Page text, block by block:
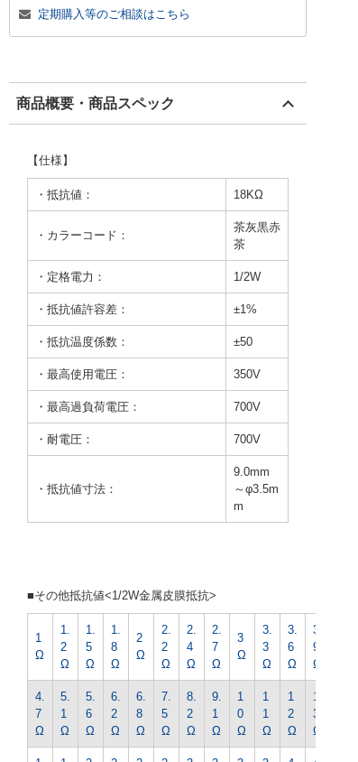
定期購入等のご相談はこちら
商品概要・商品スペック
【仕様】
・抵抗値： 18KΩ
・カラーコード：
茶灰黒赤
茶
・定格電力： 1/2W
・抵抗値許容差： ±1%
・抵抗温度係数： ±50
・最高使用電圧： 350V
・最高過負荷電圧： 700V
・耐電圧： 700V
・抵抗値寸法：
9.0mm
～φ3.5m
m
■その他抵抗値<1/2W金属皮膜抵抗>
1
Ω
1.
2
Ω
1.
5
Ω
1.
8
Ω
2
Ω
2.
2
Ω
2.
4
Ω
2.
7
Ω
3
Ω
3.
3
Ω
3.
6
Ω
3.
9
Ω
4.
7
Ω
5.
1
Ω
5.
6
Ω
6.
2
Ω
6.
8
Ω
7.
5
Ω
8.
2
Ω
9.
1
Ω
1
0
Ω
1
1
Ω
1
2
Ω
1
3
Ω